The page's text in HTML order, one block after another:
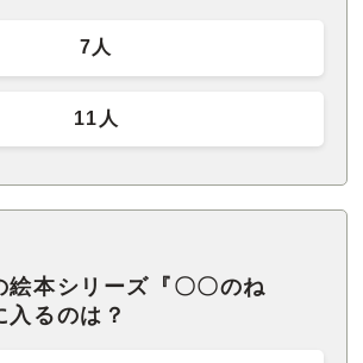
7人
11人
絵本シリーズ『〇〇のね
入るのは？